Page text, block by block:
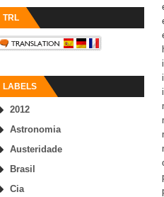
TRL
LABELS
2012
Astronomia
Austeridade
Brasil
Cia